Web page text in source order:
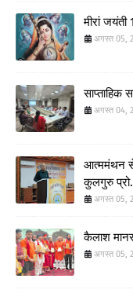
मीरां जयंती
अगस्त 05,
साप्ताहिक
अगस्त 04,
आत्ममंथन से
कुलगुरु
अगस्त 05,
कैलाश
अगस्त 05,